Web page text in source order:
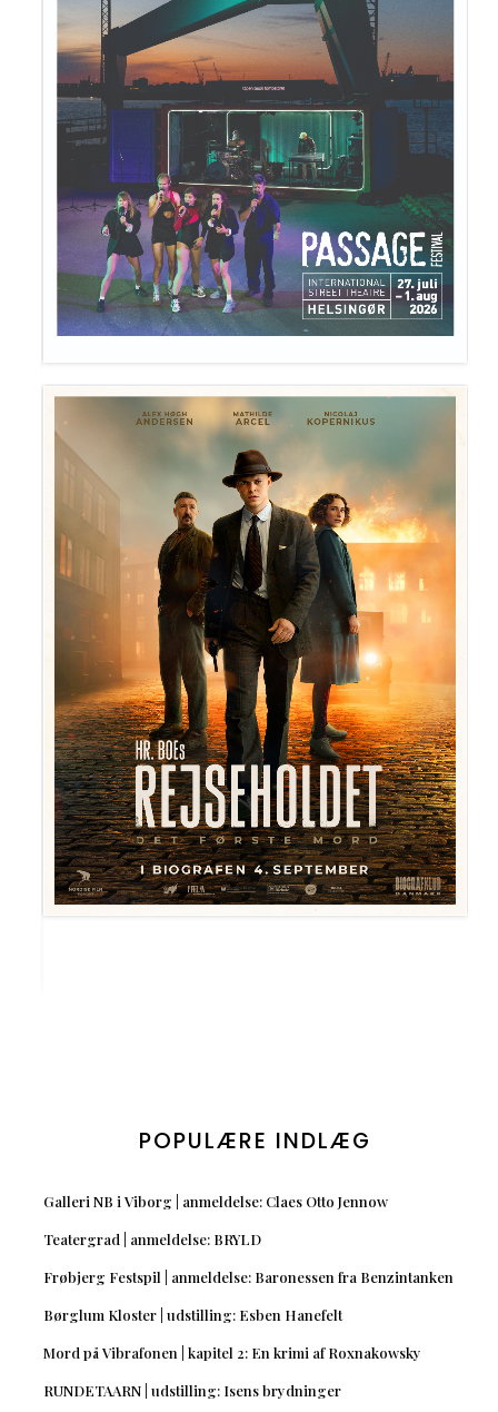
POPULÆRE INDLÆG
Galleri NB i Viborg | anmeldelse: Claes Otto Jennow
Teatergrad | anmeldelse: BRYLD
Frøbjerg Festspil | anmeldelse: Baronessen fra Benzintanken
Børglum Kloster | udstilling: Esben Hanefelt
Mord på Vibrafonen | kapitel 2: En krimi af Roxnakowsky
RUNDETAARN | udstilling: Isens brydninger